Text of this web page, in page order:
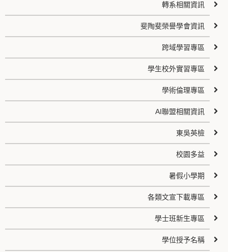
轉系相關資訊
斐陶斐榮譽學會資訊
跨域學習專區
學生校外實習專區
學術倫理專區
AI聯盟相關資訊
東吳英檢
校園多益
暑假小學期
各類文宣下載專區
學士班新生專區
學位授予名稱